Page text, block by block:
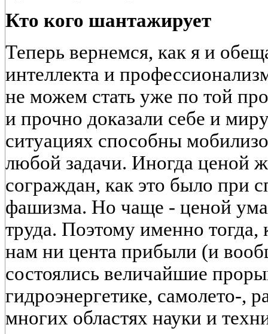
Кто кого шантажирует
Теперь вернемся, как я и
интеллекта и
не можем стать уже по той
и прочно доказали себе и
ситуациях способны
любой задачи. Иногда ценой
сограждан, как это было при
фашизма. Но чаще - ценой
труда. Поэтому именно тогда,
нам ни цента прибыли (и
состоялись величайшие
гидроэнергетике, самолето-,
многих областях науки и